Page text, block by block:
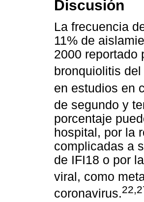
Discusión
La frecuencia
11% de
2000 reportado
bronquiolitis
en estudios en
de segundo y
porcentaje
hospital, por la
complicadas a
de IFI18 o por
viral, como
coronavirus.